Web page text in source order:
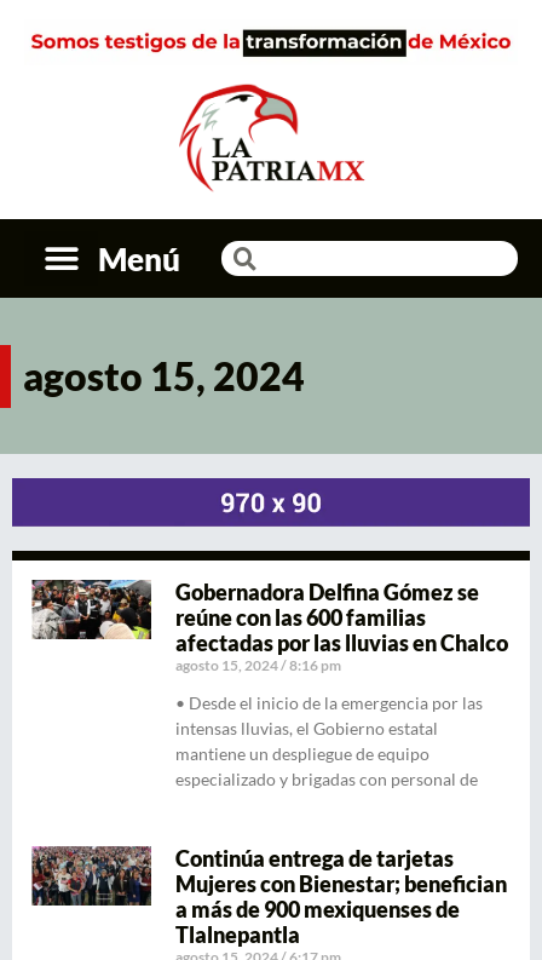
Menú
agosto 15, 2024
Gobernadora Delfina Gómez se
reúne con las 600 familias
afectadas por las lluvias en Chalco
agosto 15, 2024 8:16 pm
• Desde el inicio de la emergencia por las
intensas lluvias, el Gobierno estatal
mantiene un despliegue de equipo
especializado y brigadas con personal de
Continúa entrega de tarjetas
Mujeres con Bienestar; benefician
a más de 900 mexiquenses de
Tlalnepantla